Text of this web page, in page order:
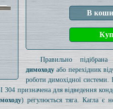
Правильно
димоходуабо перехідник
роботи димохідної
304 призначена для відведення
) регулюється тяга. Кагла є